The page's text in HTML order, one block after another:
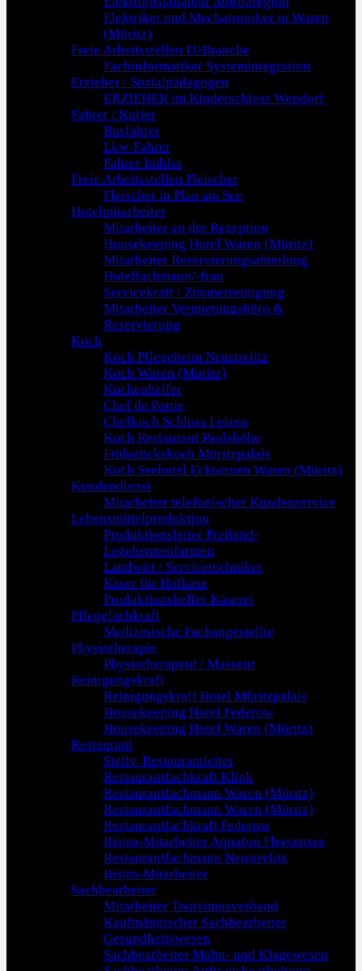
Elektriker und Mechatroniker in Waren
(Müritz)
Freie Arbeitsstellen IT-Branche
Fachinformatiker Systemintegration
Erzieher / Sozialpädagogen
ERZIEHER im Kinderschloss Wendorf
Fahrer / Kurier
Busfahrer
Lkw-Fahrer
Fahrer Imbiss
Freie Arbeitsstellen Fleischer
Fleischer in Plau am See
Hotelmitarbeiter
Mitarbeiter an der Rezeption
Housekeeping Hotel Waren (Müritz)
Mitarbeiter Reservierungsabteilung
Hotelfachmann/-frau
Servicekraft / Zimmerreinigung
Mitarbeiter Vermietungsbüro &
Reservierung
Koch
Koch Pflegeheim Neustrelitz
Koch Waren (Müritz)
Küchenhelfer
Chef de Partie
Chefkoch Schloss Leizen
Koch Restaurant Paulshöhe
Frühstückskoch Müritzpalais
Koch Seehotel Ecktannen Waren (Müritz)
Kundendienst
Mitarbeiter telefonischer Kundenservice
Lebensmittelproduktion
Produktionsleiter Freiland-
Legehennenfarmen
Landwirt / Servicetechniker
Käser für Hofkäse
Produktionshelfer Käserei
Pflegefachkraft
Medizinische Fachangestellte
Physiotherapie
Physiotherapeut / Masseur
Reinigungskraft
Reinigungskraft Hotel Müritzpalais
Housekeeping Hotel Federow
Housekeeping Hotel Waren (Müritz)
Restaurant
Stellv. Restaurantleiter
Restaurantfachkraft Klink
Restaurantfachmann Waren (Müritz)
Restaurantfachmann Waren (Müritz)
Restaurantfachkraft Federow
Bistro-Mitarbeiter Aquafun Fleesensee
Restaurantfachmann Neustrelitz
Bistro-Mitarbeiter
Sachbearbeiter
Mitarbeiter Tourismusverband
Kaufmännischer Sachbearbeiter
Gesundheitswesen
Sachbearbeiter Mahn- und Klagewesen